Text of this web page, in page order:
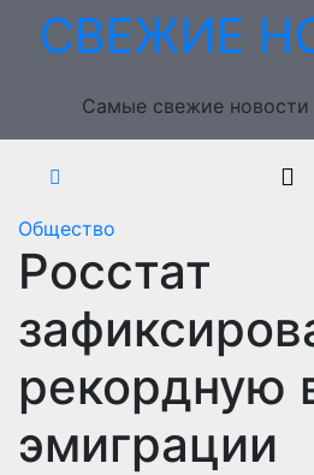
ПерейтиСВЕЖИЕ
Самые свежие
Общество
Росстат
рекордную
эмиграции